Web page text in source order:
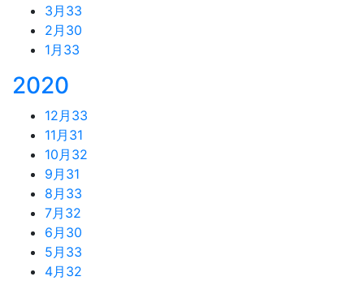
3月 33
2月 30
1月 33
2020
12月 33
11月 31
10月 32
9月 31
8月 33
7月 32
6月 30
5月 33
4月 32